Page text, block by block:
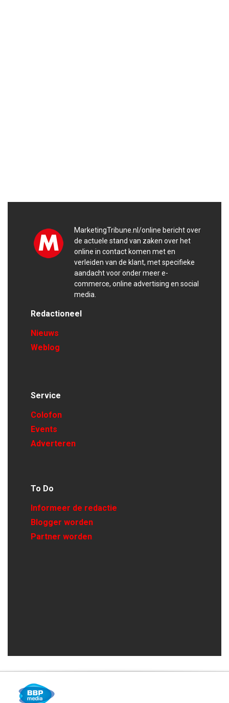
MarketingTribune.nl/online bericht over
de actuele stand van zaken over het
online in contact komen met en
verleiden van de klant, met specifieke
aandacht voor onder meer e-
commerce, online advertising en social
media.
Redactioneel
Nieuws
Weblog
Service
Colofon
Events
Adverteren
To Do
Informeer de redactie
Blogger worden
Partner worden